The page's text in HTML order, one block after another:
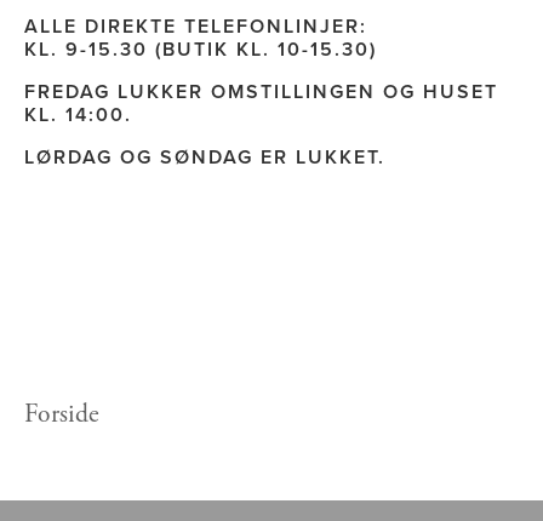
ALLE DIREKTE TELEFONLINJER:
KL. 9-15.30 (BUTIK KL. 10-15.30)
FREDAG LUKKER OMSTILLINGEN OG HUSET
KL. 14:00.
LØRDAG OG SØNDAG ER LUKKET.
Forside